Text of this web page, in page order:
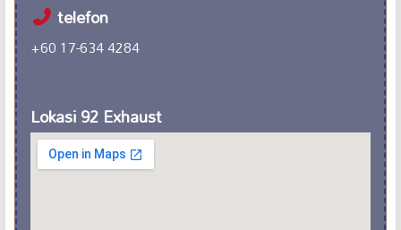
telefon
+60 17-634 4284
Lokasi 92 Exhaust